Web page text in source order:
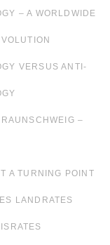
– A WORLDWIDE
VERSUS ANTI-
–
A TURNING POINT
LANDRATES